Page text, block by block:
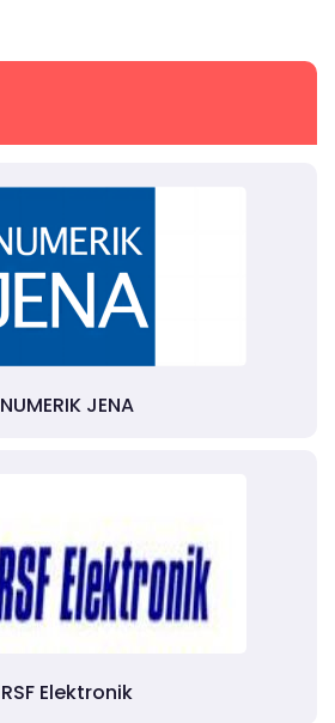
NUMERIK JENA
RSF Elektronik